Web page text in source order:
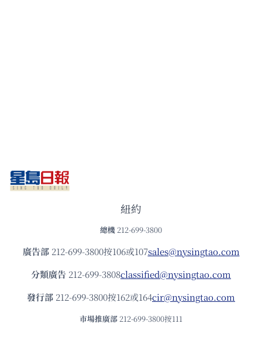
紐約
總機 212-699-3800
廣告部212-699-3800按106或107sales@nysingtao.com
分類廣告 212-699-3808classified@nysingtao.com
發⾏部 212-699-3800按162或164cir@nysingtao.com
市場推廣部 212-699-3800按111